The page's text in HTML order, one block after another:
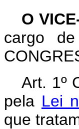
O
cargo
Art. 1º
pela Lei
que